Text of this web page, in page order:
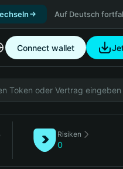
Auf Deutsch
Connect wallet
Risiken
0